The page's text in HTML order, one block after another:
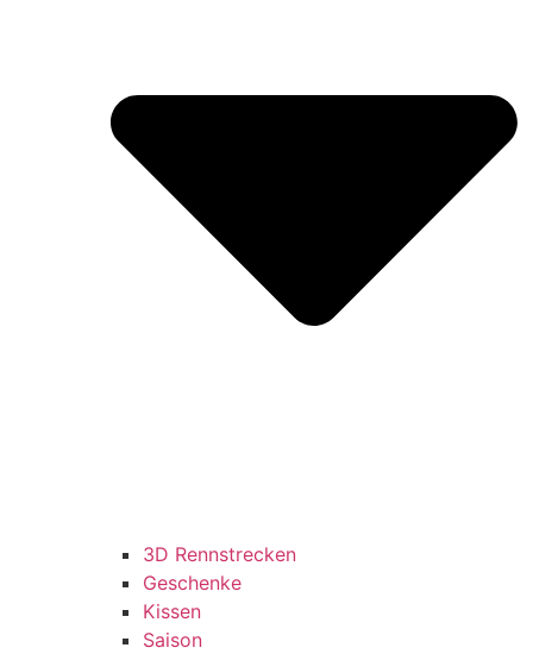
3D Rennstrecken
Geschenke
Kissen
Saison